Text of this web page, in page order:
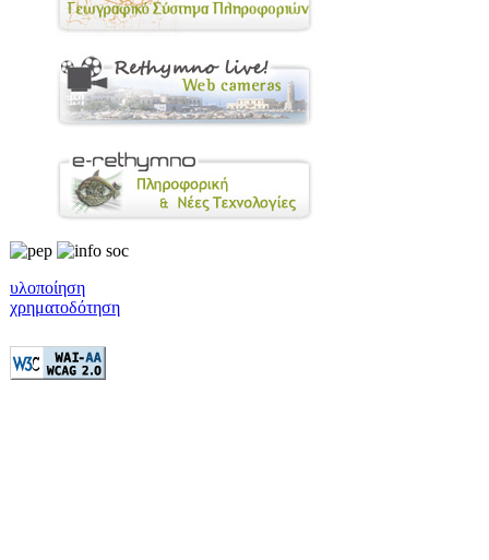
υλοποίηση
χρηματοδότηση